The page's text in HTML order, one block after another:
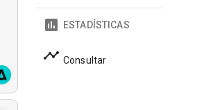
ESTADÍSTICAS
Consultar